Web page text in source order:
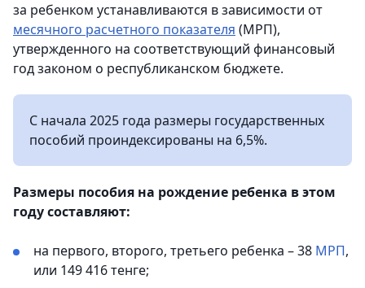
за ребенком устанавливаются в зависимости от
месячного расчетного показателя (МРП),
утвержденного на соответствующий финансовый
год законом о республиканском бюджете.
С начала 2025 года размеры государственных
пособий проиндексированы на 6,5%.
Размеры пособия на рождение ребенка в этом
году составляют:
на первого, второго, третьего ребенка – 38 МРП,
или 149 416 тенге;